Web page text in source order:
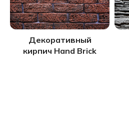
Декоративный
кирпич Hand Brick